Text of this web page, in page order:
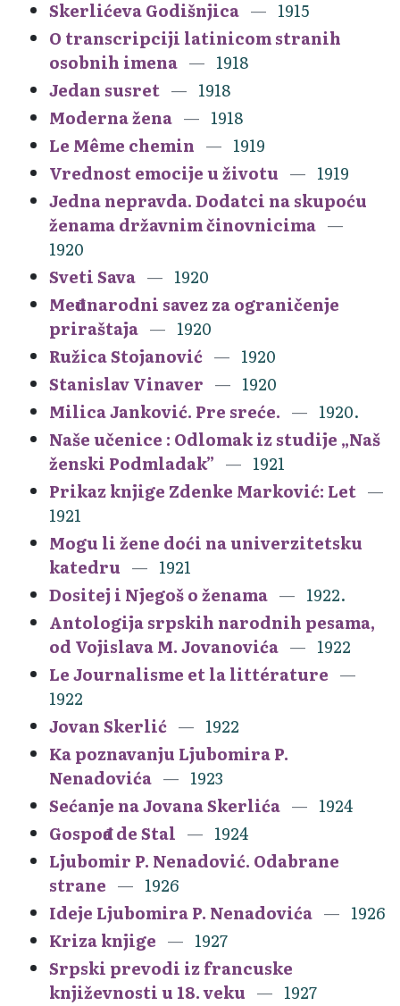
Skerlićeva Godišnjica
1915
O transcripciji latinicom stranih
osobnih imena
1918
Jedan susret
1918
Moderna žena
1918
Le Même chemin
1919
Vrednost emocije u životu
1919
Jedna nepravda. Dodatci na skupoću
ženama državnim činovnicima
1920
Sveti Sava
1920
Međunarodni savez za ograničenje
priraštaja
1920
Ružica Stojanović
1920
Stanislav Vinaver
1920
Milica Janković. Pre sreće.
1920.
Naše učenice : Odlomak iz studije „Naš
ženski Podmladak”
1921
Prikaz knjige Zdenke Marković: Let
1921
Mogu li žene doći na univerzitetsku
katedru
1921
Dositej i Njegoš o ženama
1922.
Antologija srpskih narodnih pesama,
od Vojislava M. Jovanovića
1922
Le Journalisme et la littérature
1922
Jovan Skerlić
1922
Ka poznavanju Ljubomira P.
Nenadovića
1923
Sećanje na Jovana Skerlića
1924
Gospođa de Stal
1924
Ljubomir P. Nenadović. Odabrane
strane
1926
Ideje Ljubomira P. Nenadovića
1926
Kriza knjige
1927
Srpski prevodi iz francuske
književnosti u 18. veku
1927